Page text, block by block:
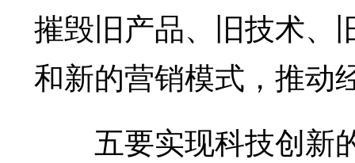
摧毁旧产品、旧技术、
和新的营销模式，推动
五要实现科技创新